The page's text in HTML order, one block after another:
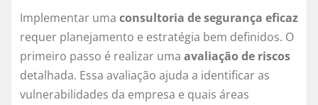
Implementar uma consultoria de segurança eficaz
requer planejamento e estratégia bem definidos. O
primeiro passo é realizar uma avaliação de riscos
detalhada. Essa avaliação ajuda a identificar as
vulnerabilidades da empresa e quais áreas